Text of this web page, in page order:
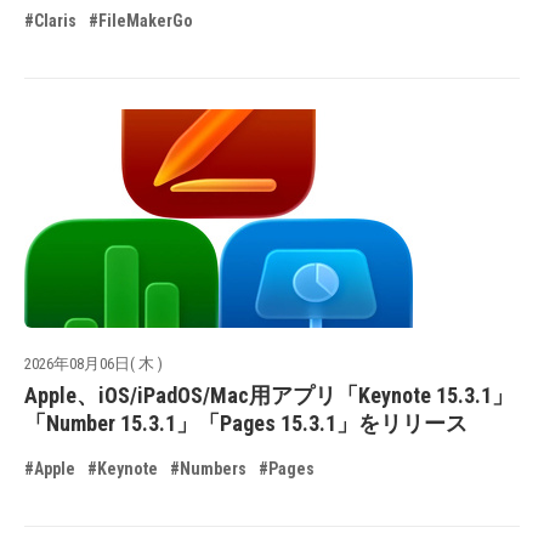
#Claris #FileMakerGo
2026年08月06日( 木 )
Apple、iOS/iPadOS/Mac用アプリ「Keynote 15.3.1」
「Number 15.3.1」「Pages 15.3.1」をリリース
#Apple #Keynote #Numbers #Pages